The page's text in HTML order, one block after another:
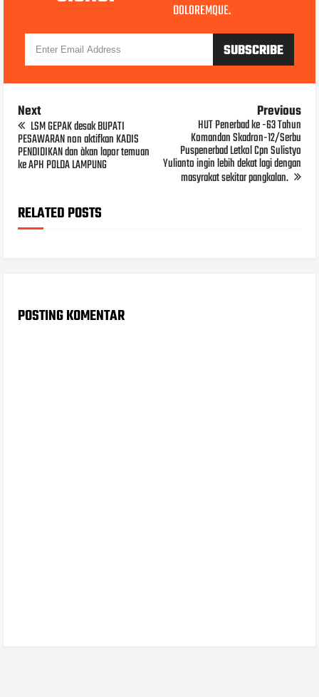
DOLOREMQUE.
Next
LSM GEPAK desak BUPATI
PESAWARAN non aktifkan KADIS
PENDIDIKAN dan àkan lapor temuan
ke APH POLDA LAMPUNG
Previous
HUT Penerbad ke -63 Tahun
Komandan Skadron-12/Serbu
Puspenerbad Letkol Cpn Sulistyo
Yulianto ingin lebih dekat lagi dengan
masyrakat sekitar pangkalan.
RELATED POSTS
POSTING KOMENTAR